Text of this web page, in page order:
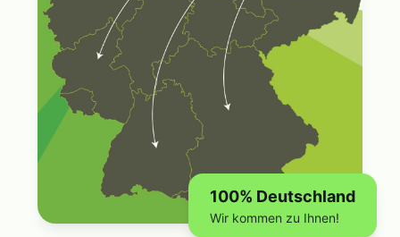
100% Deutschland
Wir kommen zu Ihnen!